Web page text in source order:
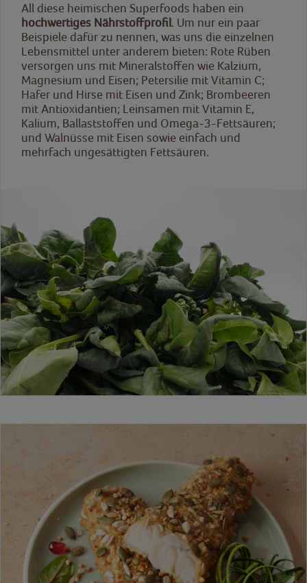
All diese heimischen Superfoods haben ein
hochwertiges Nährstoffprofil. Um nur ein paar
Beispiele dafür zu nennen, was uns die einzelnen
Lebensmittel unter anderem bieten: Rote Rüben
versorgen uns mit Mineralstoffen wie Kalzium,
Magnesium und Eisen; Petersilie mit Vitamin C;
Hafer und Hirse mit Eisen und Zink; Brombeeren
mit Antioxidantien; Leinsamen mit Vitamin E,
Kalium, Ballaststoffen und Omega-3-Fettsäuren;
und Walnüsse mit Eisen sowie einfach und
mehrfach ungesättigten Fettsäuren.